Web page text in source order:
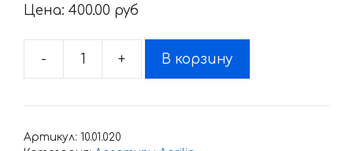
Цена: 400.00 pyб
-
Количество
Наклейки
LOGO
+ В корзину
Артикул: 10.01.020